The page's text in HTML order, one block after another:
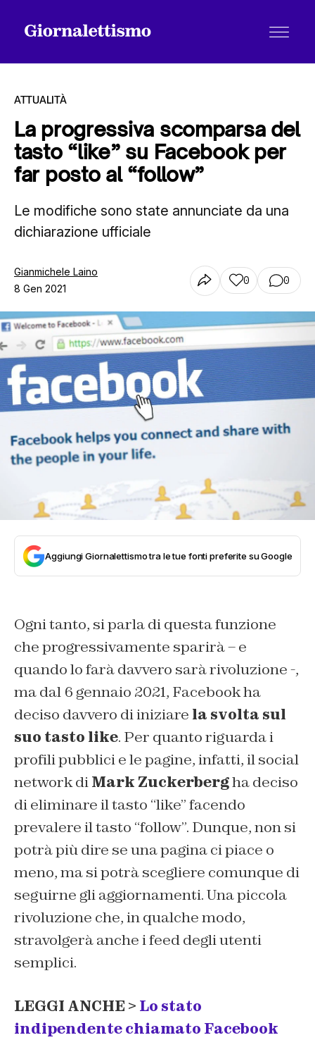
Tutti gli articoli
Chi siamo
Contatti
ATTUALITÀ
La progressiva scomparsa del
tasto “like” su Facebook per
far posto al “follow”
Le modifiche sono state annunciate da una
dichiarazione ufficiale
Gianmichele Laino
8 Gen 2021
0 0
Aggiungi Giornalettismo tra le tue fonti preferite su Google
Ogni tanto, si parla di questa funzione
che progressivamente sparirà – e
quando lo farà davvero sarà rivoluzione -,
ma dal 6 gennaio 2021, Facebook ha
deciso davvero di iniziare la svolta sul
suo tasto like. Per quanto riguarda i
profili pubblici e le pagine, infatti, il social
network diMark Zuckerbergha deciso
di eliminare il tasto “like” facendo
prevalere il tasto “follow”. Dunque, non si
potrà più dire se una pagina ci piace o
meno, ma si potrà scegliere comunque di
seguirne gli aggiornamenti. Una piccola
rivoluzione che, in qualche modo,
stravolgerà anche i feed degli utenti
semplici.
LEGGI ANCHE > Lo stato
indipendente chiamato Facebook